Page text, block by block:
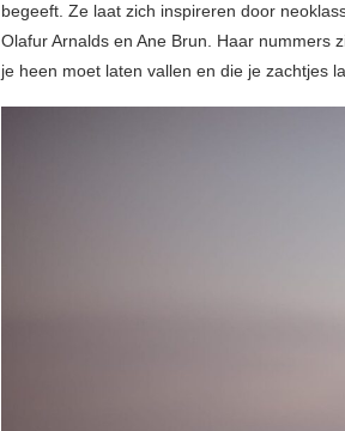
begeeft. Ze laat zich inspireren door
Olafur Arnalds en Ane Brun. Haar nummers
je heen moet laten vallen en die je zachtjes